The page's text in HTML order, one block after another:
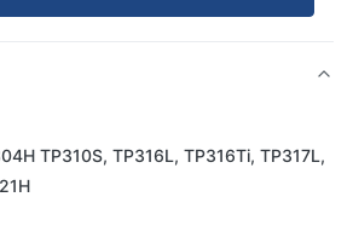
TP310S, TP316L, TP316Ti, TP317L,